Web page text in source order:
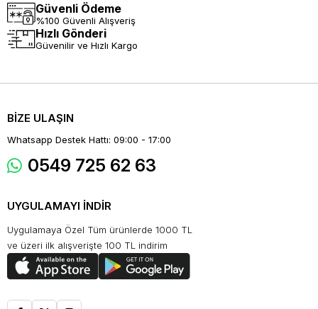
Güvenli Ödeme
%100 Güvenli Alışveriş
Hızlı Gönderi
Güvenilir ve Hızlı Kargo
BİZE ULAŞIN
Whatsapp Destek Hattı: 09:00 - 17:00
0549 725 62 63
UYGULAMAYI İNDİR
Uygulamaya Özel Tüm ürünlerde 1000 TL
ve üzeri ilk alışverişte 100 TL indirim